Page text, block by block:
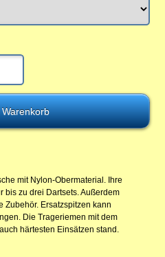
mit Nylon-Obermaterial. Ihre
bis zu drei Dartsets. Außerdem
Zubehör. Ersatzspitzen kann
Die Trageriemen mit dem
härtesten Einsätzen stand.